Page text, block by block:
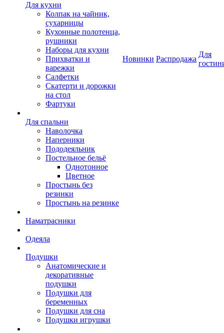
Для кухни
Колпак на чайник,
сухарницы
Кухонные полотенца,
рушники
Наборы для кухни
Прихватки и
варежки
Салфетки
Скатерти и дорожки
на стол
Фартуки
Для спальни
Наволочка
Наперники
Пододеяльник
Постельное бельё
Однотонное
Цветное
Простынь без
резинки
Простынь на резинке
Наматрасники
Одеяла
Подушки
Анатомические и
декоративные
подушки
Подушки для
беременных
Подушки для сна
Подушки игрушки
Новинки Распродажа
Для